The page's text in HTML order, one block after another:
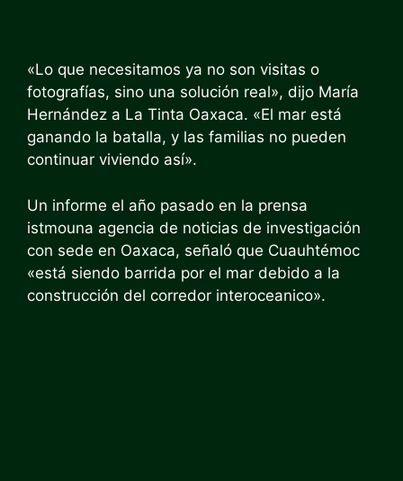
«Lo que necesitamos ya no son visitas o
fotografías, sino una solución real», dijo María
Hernández a La Tinta Oaxaca. «El mar está
ganando la batalla, y las familias no pueden
continuar viviendo así».
Un informe el año pasado en la prensa
istmouna agencia de noticias de investigación
con sede en Oaxaca, señaló que Cuauhtémoc
«está siendo barrida por el mar debido a la
construcción del corredor interoceanico».